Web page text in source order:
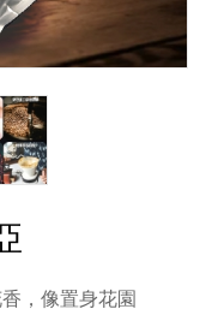
，像置身花園